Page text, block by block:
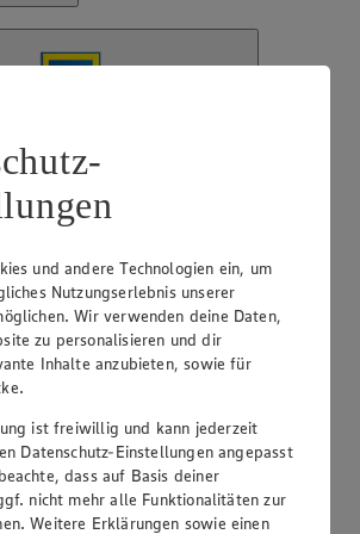
Dörpmund
Öffnet am 10. August um 07:00 Uhr
Schließen
Str. 21, 15838 Am Mellensee
anzeigen
& Sortiment anzeigen
& Sortiment anzeigen
und andere Technologien ein, um
Nutzungserlebnis unserer
Wir verwenden deine Daten,
zu personalisieren und dir
Inhalte anzubieten, sowie für
ist freiwillig und kann jederzeit
Datenschutz-Einstellungen angepasst
dass auf Basis deiner
nicht mehr alle Funktionalitäten zur
Weitere Erklärungen sowie einen